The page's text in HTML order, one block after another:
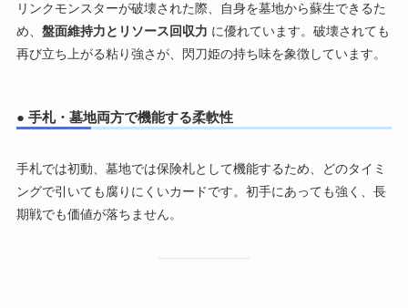
リンクモンスターが破壊された際、自身を墓地から蘇生できるた
め、 盤面維持力とリソース回収力 に優れています。破壊されても
再び立ち上がる粘り強さが、閃刀姫の持ち味を象徴しています。
● 手札・墓地両方で機能する柔軟性
手札では初動、墓地では保険札として機能するため、どのタイミ
ングで引いても腐りにくいカードです。初手にあっても強く、長
期戦でも価値が落ちません。